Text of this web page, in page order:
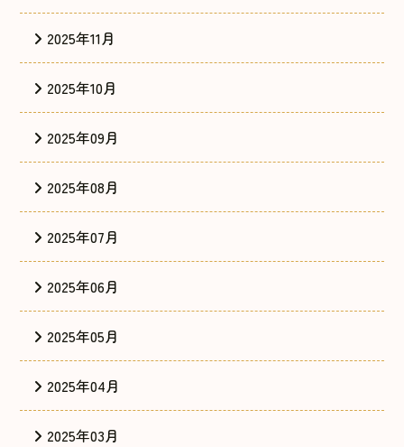
2025年11月
2025年10月
2025年09月
2025年08月
2025年07月
2025年06月
2025年05月
2025年04月
2025年03月